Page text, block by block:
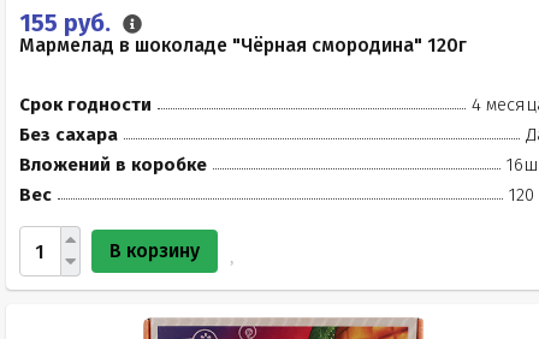
155 руб.
Мармелад в шоколаде "Чёрная смородина" 120г
Срок годности
4
Без сахара
Вложений в коробке
Вес
120
В корзину